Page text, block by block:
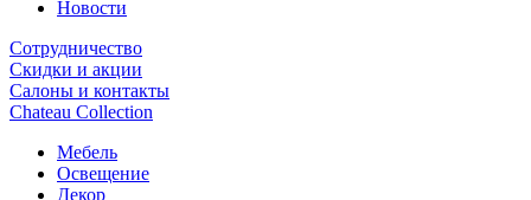
Новости
Сотрудничество
Скидки и акции
Салоны и контакты
Chateau Collection
Мебель
Освещение
Декор